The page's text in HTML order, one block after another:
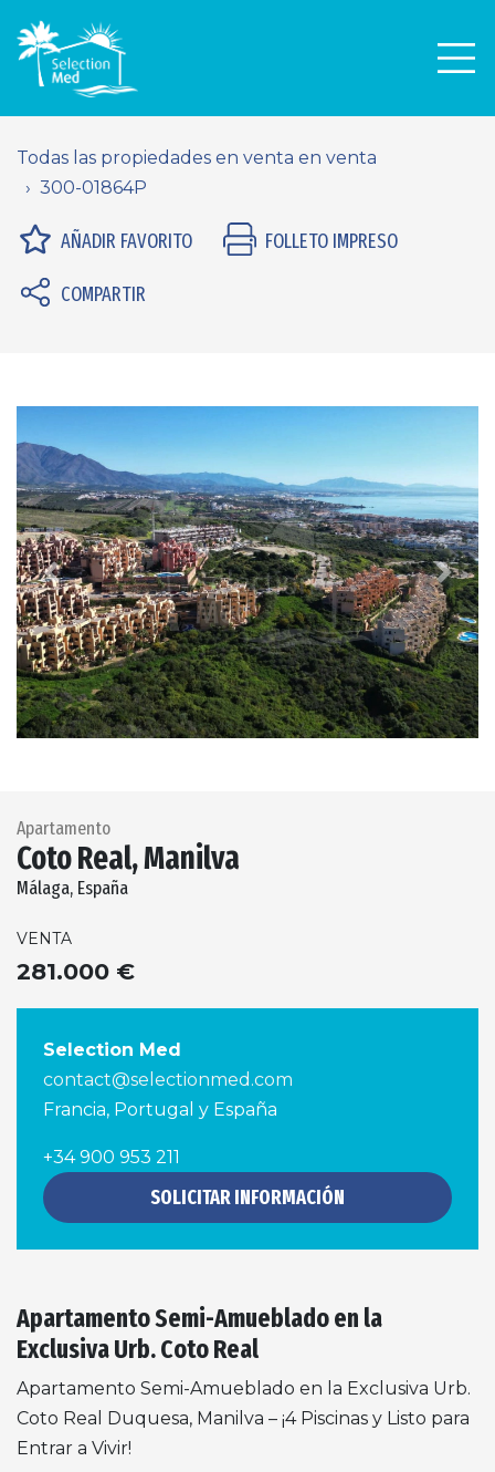
Todas las propiedades en venta en venta
300-01864P
AÑADIR FAVORITO FOLLETO IMPRESO
COMPARTIR
Previous Next
Apartamento
Coto Real, Manilva
Málaga, España
VENTA
281.000 €
Selection Med
contact@selectionmed.com
Francia, Portugal y España
+34 900 953 211
SOLICITAR INFORMACIÓN
Apartamento Semi-Amueblado en la
Exclusiva Urb. Coto Real
Apartamento Semi-Amueblado en la Exclusiva Urb.
Coto Real Duquesa, Manilva – ¡4 Piscinas y Listo para
Entrar a Vivir!